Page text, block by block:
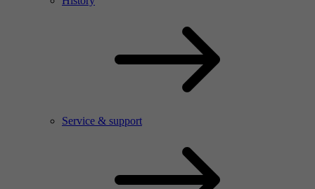
Service & support